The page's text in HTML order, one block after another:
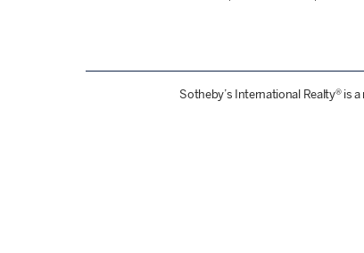
Sotheby’s International Realty® is